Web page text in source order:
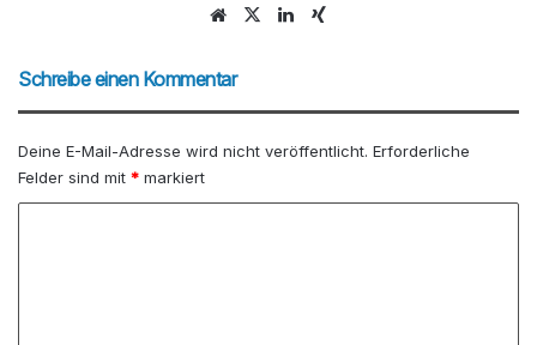
We
eit
X
Lin
Schreibe einen Kommentar
Deine E-Mail-Adresse wird nicht veröffentlicht. Erforderliche
Felder sind mit * markiert